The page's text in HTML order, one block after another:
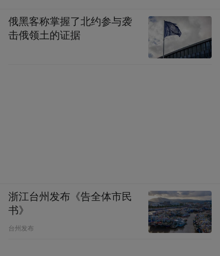
俄黑客称掌握了北约参与袭
击俄领土的证据
浙江台州发布《告全体市民
书》
台州发布